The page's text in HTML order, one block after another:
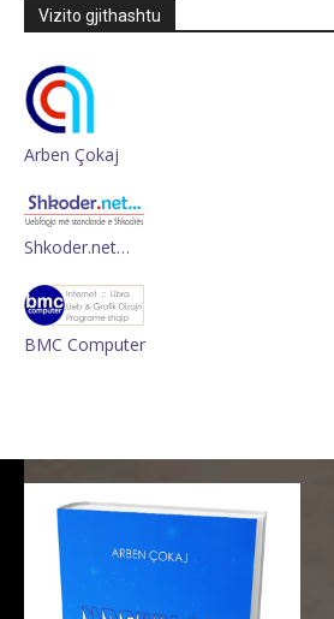
Vizito gjithashtu
Arben Çokaj
Shkoder.net…
BMC Computer